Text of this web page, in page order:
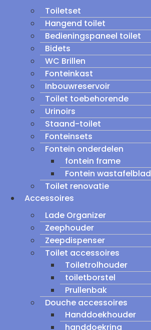
Toiletset
Hangend toilet
Bedieningspaneel toilet
Bidets
WC Brillen
Fonteinkast
Inbouwreservoir
Toilet toebehorende
Urinoirs
Staand-toilet
Fonteinsets
Fontein onderdelen
fontein frame
Fontein wastafelblad
Toilet renovatie
Accessoires
Lade Organizer
Zeephouder
Zeepdispenser
Toilet accessoires
Toiletrolhouder
toiletborstel
Prullenbak
Douche accessoires
Handdoekhouder
handdoekring